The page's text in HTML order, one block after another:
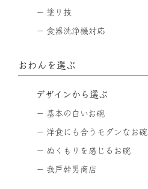
塗り技
食器洗浄機対応
おわんを選ぶ
デザインから選ぶ
基本の白いお碗
洋食にも合うモダンなお碗
ぬくもりを感じるお碗
我戸幹男商店